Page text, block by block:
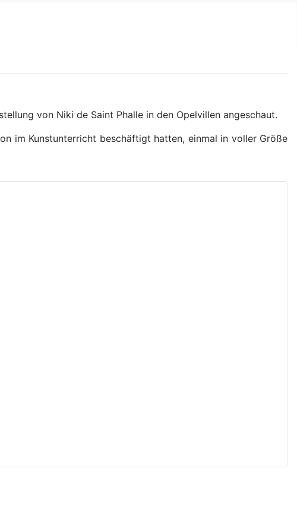
von Niki de Saint Phalle in den Opelvillen angeschaut.
im Kunstunterricht beschäftigt hatten, einmal in voller Größe